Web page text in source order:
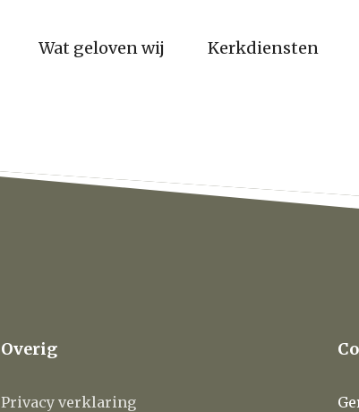
Wat geloven wij Kerkdiensten
Overig
Privacy verklaring